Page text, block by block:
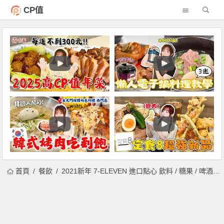
CP值
首頁 餐飲 2021新年 7-ELEVEN 進口點心 飲料 / 糖果 / 啤酒/進口冰品買 2 送 1 、買 1 送 1 限時四天！